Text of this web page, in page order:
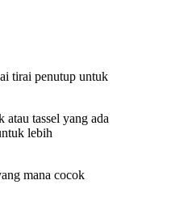
tirai penutup untuk
tassel yang ada
lebih
mana cocok